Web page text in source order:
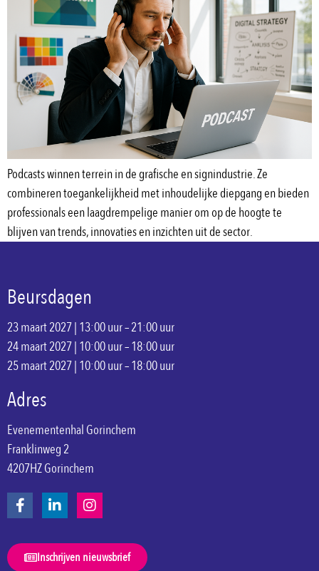
Podcasts winnen terrein in de grafische en signindustrie. Ze
combineren toegankelijkheid met inhoudelijke diepgang en bieden
professionals een laagdrempelige manier om op de hoogte te
blijven van trends, innovaties en inzichten uit de sector.
Beursdagen
23 maart 2027 | 13:00 uur – 21:00 uur
24 maart 2027 | 10:00 uur – 18:00 uur
25 maart 2027 | 10:00 uur – 18:00 uur
Adres
Evenementenhal Gorinchem
Franklinweg 2
4207HZ Gorinchem
Inschrijven nieuwsbrief